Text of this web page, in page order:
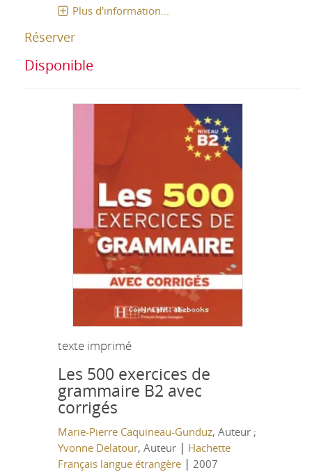
Plus d'information...
Réserver
Disponible
texte imprimé
Les 500 exercices de
grammaire B2 avec
corrigés
Marie-Pierre Caquineau-Gunduz, Auteur ;
Yvonne Delatour, Auteur | Hachette
Français langue étrangère| 2007